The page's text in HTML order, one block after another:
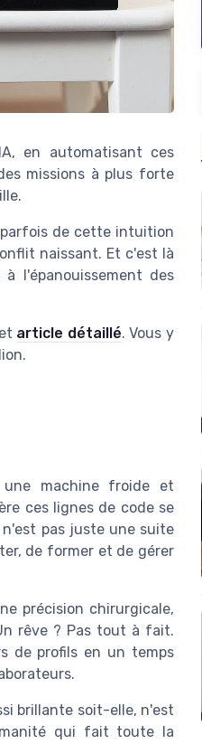
en automatisant ces
missions à plus forte
de cette intuition
naissant. Et c'est là
l'épanouissement des
article détaillé. Vous y
une machine froide et
ces lignes de code se
pas juste une suite
de former et de gérer
précision chirurgicale,
rêve ? Pas tout à fait.
de profils en un temps
brillante soit-elle, n'est
qui fait toute la